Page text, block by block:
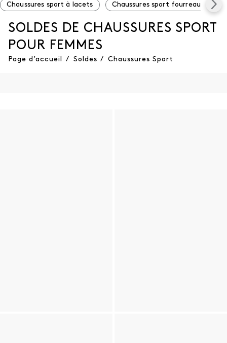
Chaussures sport à lacets Chaussures sport fourreaux
SOLDES DE CHAUSSURES SPORT
POUR FEMMES
Page d’accueil / Soldes / Chaussures Sport